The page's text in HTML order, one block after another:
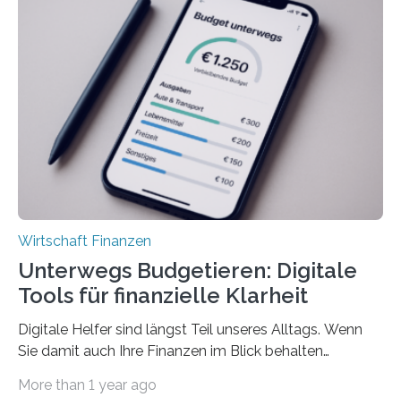
viele Beschäftigte ist deshalb das zumeist im Juni oder
Juli ausgezahlte Urlaubsgeld ein wichtiger Faktor, um
sich den wohlverdienten Jahresurlaub leisten zu
können. Allerdings erhält mit 44 Prozent noch nicht
einmal die Hälfte aller Beschäftigten in der
Privatwirtschaft Urlaubsgeld. Zu diesem…
Wirtschaft Finanzen
Unterwegs Budgetieren: Digitale
Tools für finanzielle Klarheit
Digitale Helfer sind längst Teil unseres Alltags. Wenn
Sie damit auch Ihre Finanzen im Blick behalten
die genau das ermöglichen: Sie helfen Ihnen, Ausgaben
More than 1 year ago